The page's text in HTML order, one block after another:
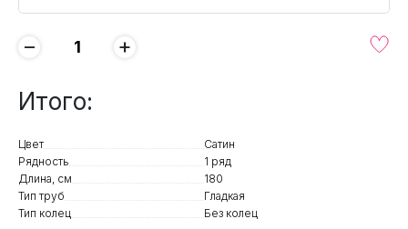
− +
Итого:
Цвет
Сатин
Рядность
1 ряд
Длина, см
180
Тип труб
Гладкая
Тип колец
Без колец